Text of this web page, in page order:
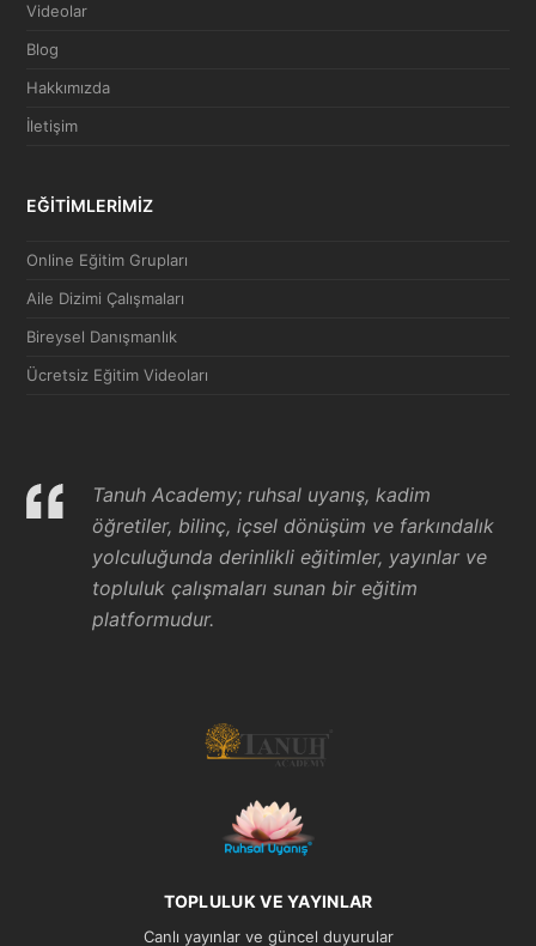
Videolar
Blog
Hakkımızda
İletişim
EĞİTİMLERİMİZ
Online Eğitim Grupları
Aile Dizimi Çalışmaları
Bireysel Danışmanlık
Ücretsiz Eğitim Videoları
Tanuh Academy; ruhsal uyanış, kadim
öğretiler, bilinç, içsel dönüşüm ve farkındalık
yolculuğunda derinlikli eğitimler, yayınlar ve
topluluk çalışmaları sunan bir eğitim
platformudur.
TOPLULUK VE YAYINLAR
Canlı yayınlar ve güncel duyurular